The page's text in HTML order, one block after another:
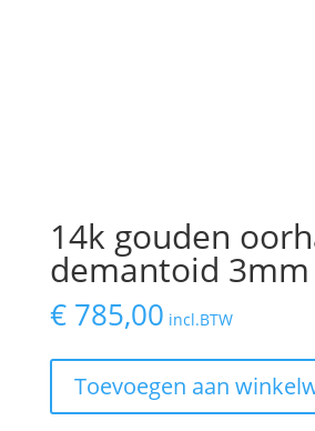
14k gouden
demantoid 3mm
€785,00 incl.BTW
gouden
Toevoegen aan